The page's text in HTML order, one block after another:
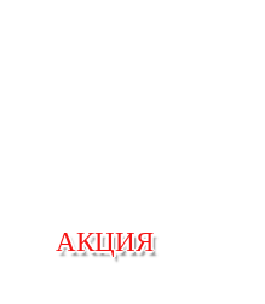
АКЦИЯ
АКЦИЯ